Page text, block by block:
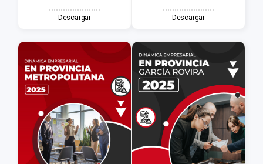
Descargar Descargar